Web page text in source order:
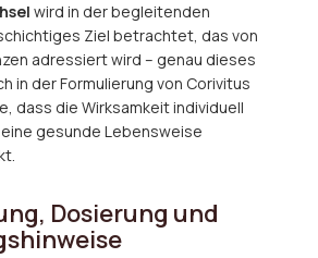
wird in der begleitenden
Ziel betrachtet, das von
adressiert wird – genau dieses
in der Formulierung von Corivitus
dass die Wirksamkeit individuell
gesunde Lebensweise
Dosierung und